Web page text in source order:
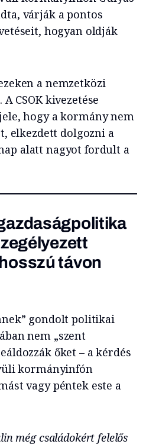
várják a pontos
hogyan oldják
a nemzetközi
CSOK kivezetése
hogy a kormány nem
elkezdett dolgozni a
alatt nagyot fordult a
távon
gondolt politikai
nem „szent
őket – a kérdés
kormányinfón
vagy péntek este a
még családokért felelős